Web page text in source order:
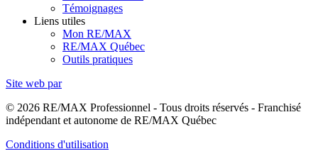
Témoignages
Liens utiles
Mon RE/MAX
RE/MAX Québec
Outils pratiques
Site web par
© 2026 RE/MAX Professionnel - Tous droits réservés - Franchisé
indépendant et autonome de RE/MAX Québec
Conditions d'utilisation